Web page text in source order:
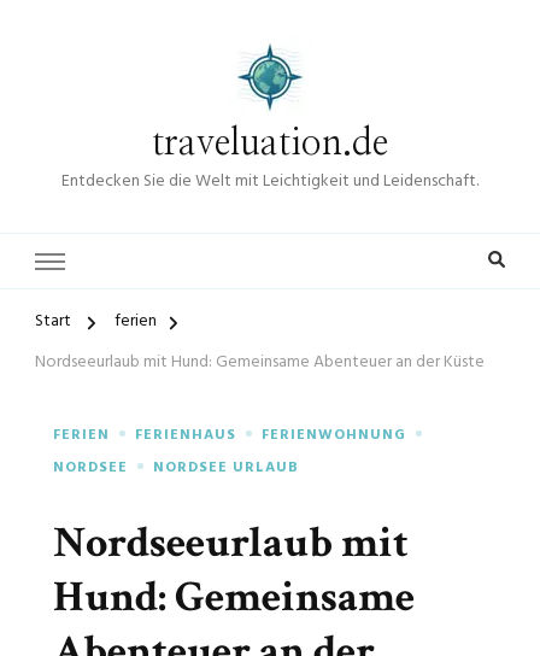
traveluation.de
Entdecken Sie die Welt mit Leichtigkeit und Leidenschaft.
Start
ferien
Nordseeurlaub mit Hund: Gemeinsame Abenteuer an der Küste
FERIEN FERIENHAUS
FERIENWOHNUNG
NORDSEE
NORDSEE URLAUB
Nordseeurlaub mit
Hund: Gemeinsame